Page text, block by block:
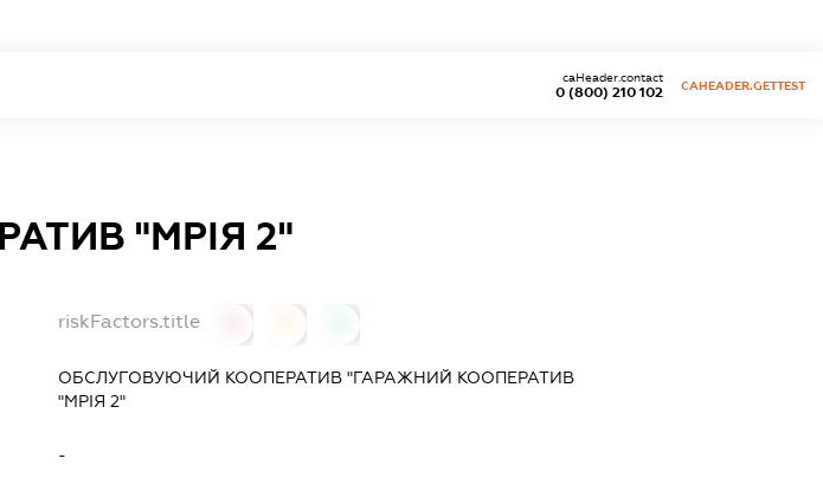
0 (800) 210 102
caHeader.contact
CAHEADER.GETTEST
"МРІЯ 2"
riskFactors.title
ОБСЛУГОВУЮЧИЙ КООПЕРАТИВ "ГАРАЖНИЙ КООПЕРАТИВ
"МРІЯ 2"
-